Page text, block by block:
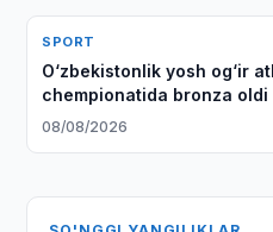
SPORT
O‘zbekistonlik yosh og‘ir
chempionatida bronza oldi
08/08/2026